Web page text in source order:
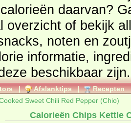
daarvan?
alle producten uit de
noten en
informatie,
beschikbaar zijn.
| Afslanktips | Recepten
Sweet Chili Red Pepper (Chio)
Calorieën Chips Kettle